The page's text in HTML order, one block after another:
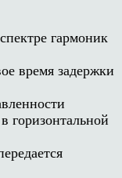
гармоник
время задержки
горизонтальной